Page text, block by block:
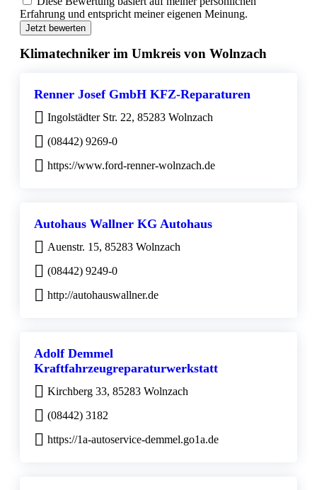
Erfahrung und entspricht meiner eigenen Meinung.
Jetzt bewerten
Klimatechniker im Umkreis von Wolnzach
Renner Josef GmbH KFZ-Reparaturen
Ingolstädter Str. 22, 85283 Wolnzach
(08442) 9269-0
https://www.ford-renner-wolnzach.de
Autohaus Wallner KG Autohaus
Auenstr. 15, 85283 Wolnzach
(08442) 9249-0
http://autohauswallner.de
Adolf Demmel
Kraftfahrzeugreparaturwerkstatt
Kirchberg 33, 85283 Wolnzach
(08442) 3182
https://1a-autoservice-demmel.go1a.de